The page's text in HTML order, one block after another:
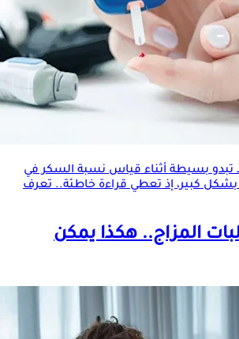
تبدو بسيطة أثناء قياسنسبة السكر في
بشكل كبير، إذ تعطي قراءة خاطئة.. تعرف
المزاج.. هكذا يمكن